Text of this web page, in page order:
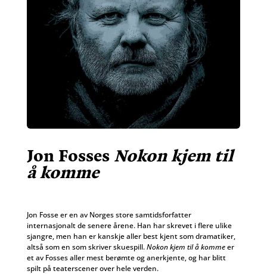
Jon Fosses Nokon kjem til
å komme
Jon Fosse er en av Norges store samtidsforfatter
internasjonalt de senere årene. Han har skrevet i flere ulike
sjangre, men han er kanskje aller best kjent som dramatiker,
altså som en som skriver skuespill.Nokon kjem til å kommeer
et av Fosses aller mest berømte og anerkjente, og har blitt
spilt på teaterscener over hele verden.